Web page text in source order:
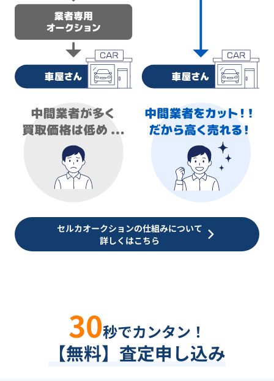
セルカオークションの仕組みについて
詳しくはこちら
30秒でカンタン！
【無料】査定申し込み